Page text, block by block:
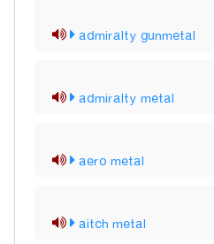
admiralty gunmetal
admiralty metal
aero metal
aitch metal